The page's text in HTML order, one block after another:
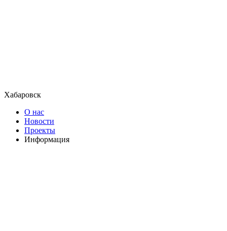
Хабаровск
О нас
Новости
Проекты
Информация